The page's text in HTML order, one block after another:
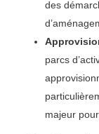
des
parcs
majeur